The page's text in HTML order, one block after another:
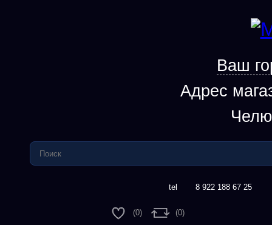
Ваш
Адрес
8 922 188 67 25
(0) (0)